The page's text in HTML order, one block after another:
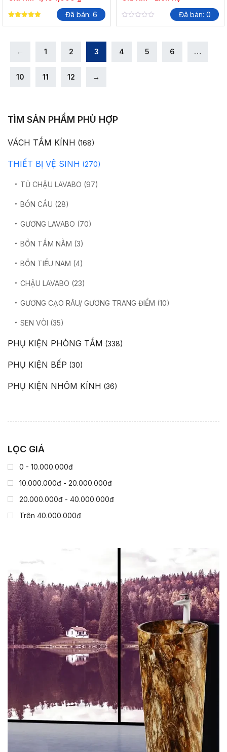
Đã bán: 6 Đã bán: 0
← 1 2 3 4 5 6 …
10 11 12 →
TÌM SẢN PHẨM PHÙ HỢP
VÁCH TẮM KÍNH (168)
THIẾT BỊ VỆ SINH (270)
TỦ CHẬU LAVABO (97)
BỒN CẦU (28)
GƯƠNG LAVABO (70)
BỒN TẮM NẰM (3)
BỒN TIỂU NAM (4)
CHẬU LAVABO (23)
GƯƠNG CẠO RÂU/ GƯƠNG TRANG ĐIỂM (10)
SEN VÒI (35)
PHỤ KIỆN PHÒNG TẮM (338)
PHỤ KIỆN BẾP (30)
PHỤ KIỆN NHÔM KÍNH (36)
LỌC GIÁ
0 - 10.000.000đ
10.000.000đ - 20.000.000đ
20.000.000đ - 40.000.000đ
Trên 40.000.000đ